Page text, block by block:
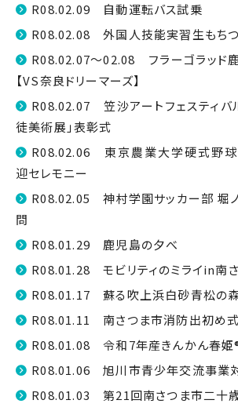
R08.02.09 自動運転バス試乗
R08.02.08 外国人技能実習生もち
R08.02.07～02.08 フラーゴラッド
【VS奈良ドリーマーズ】
R08.02.07 笠沙アートフェスティバ
徒美術展」表彰式
R08.02.06 東京農業大学硬式野球
迎セレモニー
R08.02.05 神村学園サッカー部 堀
問
R08.01.29 鹿児島の夕べ
R08.01.28 モビリティのミライin南
R08.01.17 蘇る吹上浜白砂青松の
R08.01.11 南さつま市消防出初め式
R08.01.08 令和7年産きんかん春姫
R08.01.06 旭川市青少年交流事業
R08.01.03 第21回南さつま市二十